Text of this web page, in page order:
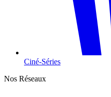
Ciné-Séries
Nos Réseaux